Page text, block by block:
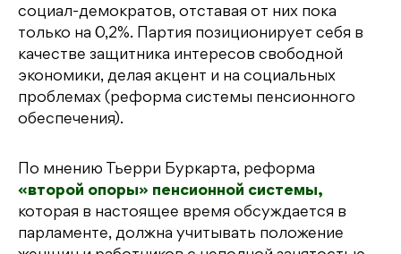
социал-демократов, отставая от них пока
только на 0,2%. Партия позиционирует себя в
качестве защитника интересов свободной
экономики, делая акцент и на социальных
проблемах (реформа системы пенсионного
обеспечения).
По мнению Тьерри Буркарта, реформа
«второй опоры» пенсионной системы,
которая в настоящее время обсуждается в
парламенте, должна учитывать положение